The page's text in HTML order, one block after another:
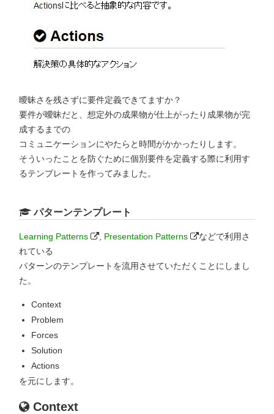
曖昧さを残さずに要件定義できてますか？
要件が曖昧だと、想定外の成果物が仕上がったり成果物が完
成するまでの
コミュニケーションにやたらと時間がかかったりします。
そういったことを防ぐために個別要件を定義する際に利用す
るテンプレートを作ってみました。
パターンテンプレート
Learning Patterns , Presentation Patterns
などで利用さ
れている
パターンのテンプレートを流用させていただくことにしまし
た。
Context
Problem
Forces
Solution
Actions
を元にします。
Context